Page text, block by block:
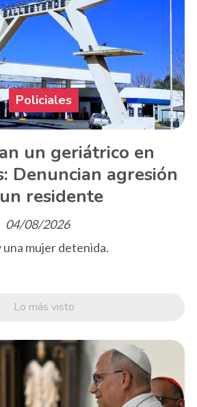
un geriátrico en
Denuncian agresión
residente
Policiales
04/08/2026
una mujer detenida.
Lo más visto